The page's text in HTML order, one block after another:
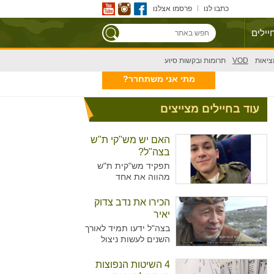
כתבו לנו פרסמו אצלנו
VOD תרומות ובקשות סיוע
מתי אני משתחרר?
עוד בחיילים מצייצים
האם יש מש"קי ת"ש
בצה"ל?
תפקיד מש"קית ת"ש
מהווה את אחד
יותר עם נשים מאשר
גברים בצה"ל. מדובר על
תפקיד המקביל לתפקיד
של עובדת סוציאלית
ויועצת בבתי הספר,
להכשיר גם גברים לאותו
הכירו את נדב צדוק
יאיר
בצה"ל ידעו תמיד לאורך
השנים לעשות ניצול
שלו ידע נרחב בתחומים
4 השיטות הנפוצות